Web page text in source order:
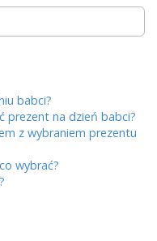
babci?
prezent na dzień babci?
z wybraniem prezentu
wybrać?